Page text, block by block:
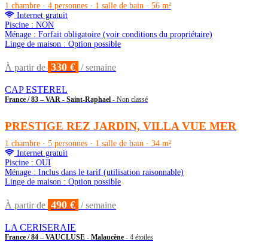
1 chambre · 4 personnes · 1 salle de bain · 56 m²
Internet gratuit
Piscine : NON
Ménage : Forfait obligatoire (voir conditions du propriétaire)
Linge de maison : Option possible
À partir de 330 € / semaine
CAP ESTEREL
France / 83 – VAR - Saint-Raphael - Non classé
PRESTIGE REZ JARDIN, VILLA VUE MER
1 chambre · 5 personnes · 1 salle de bain · 34 m²
Internet gratuit
Piscine : OUI
Ménage : Inclus dans le tarif (utilisation raisonnable)
Linge de maison : Option possible
À partir de 490 € / semaine
LA CERISERAIE
France / 84 – VAUCLUSE - Malaucène - 4 étoiles